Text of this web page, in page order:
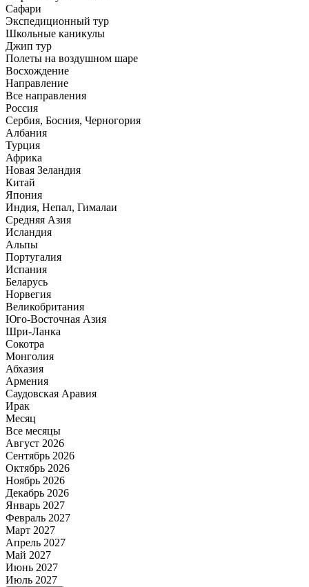
Сафари
Экспедиционный тур
Школьные каникулы
Джип тур
Полеты на воздушном шаре
Восхождение
Направлениe
Все направления
Россия
Сербия, Босния, Черногория
Албания
Турция
Африка
Новая Зеландия
Китай
Япония
Индия, Непал, Гималаи
Средняя Азия
Исландия
Альпы
Португалия
Испания
Беларусь
Норвегия
Великобритания
Юго-Восточная Азия
Шри-Ланка
Сокотра
Монголия
Абхазия
Армения
Саудовская Аравия
Ирак
Месяц
Все месяцы
Август 2026
Сентябрь 2026
Октябрь 2026
Ноябрь 2026
Декабрь 2026
Январь 2027
Февраль 2027
Март 2027
Апрель 2027
Май 2027
Июнь 2027
Июль 2027